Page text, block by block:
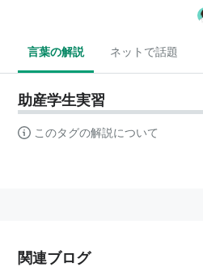
言葉の解説 ネットで話題
助産学生実習
このタグの解説について
関連ブログ